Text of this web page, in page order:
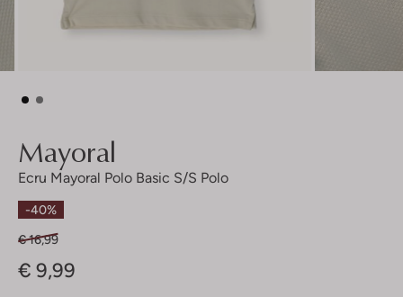
Mayoral
Ecru Mayoral Polo Basic S/s Polo
-40%
€ 16,99
€ 9,99